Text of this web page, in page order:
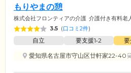
もりやまの憩
株式会社フロンティアの介護 介護付き有料老
3.5 (口コミ2件)
自立 要支援1•2 要
愛知県名古屋市守山区廿軒家22-40